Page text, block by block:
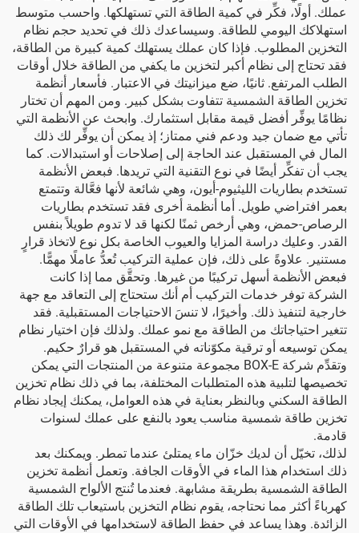
عملك. أولًا، فكِّر في كمية الطاقة التي تستهلكها. واحسب متوسط
استهلاكك اليومي للطاقة. وسيساعدك ذلك في تحديد حجم نظام
التخزين المطلوب. فإذا كان عملك يستهلك كمية كبيرة من الطاقة،
فقد تحتاج إلى نظام أكبر لتخزين ما يكفي من الطاقة خلال أوقات
الطلب المرتفع. ثانيًا، ضع ميزانيتك في الاعتبار. فأسعار أنظمة
تخزين الطاقة الشمسية تتفاوت بشكل كبير. ومن المهم أن تختار
نظامًا يوفِّر أفضل قيمة مقابل استثمارك. وابحث عن الأنظمة التي
تأتي مع ضمان جيد ودعم فني ممتاز؛ إذ يمكن أن يوفِّر لك ذلك
المال في المستقبل عند الحاجة إلى إصلاحات أو استبدالات. كما
يجب أن تفكِّر أيضًا في نوع التقنية التي تريدها. فبعض الأنظمة
تستخدم بطاريات الليثيوم-أيون، وهي شائعة لأنها فعَّالة وتتمتع
بعمر افتراضي طويل. أما أنظمة أخرى فقد تستخدم بطاريات
الرصاص-حمض، وهي أرخص ثمنًا لكنها قد لا تدوم طويلاً بنفس
القدر. وعليك دراسة المزايا والعيوب الخاصة بكل نوع لاتخاذ قرارٍ
مستنير. علاوةً على ذلك، فإن عملية التركيب تُعدُّ عاملًا مهمًّا.
فبعض الأنظمة أسهل تركيبًا من غيرها. وتحقَّق مما إذا كانت
الشركة توفر خدمات التركيب أم أنك ستحتاج إلى التعاقد مع جهة
خارجية لتنفيذ ذلك. وأخيرًا، لا تنسَ الاحتياجات المستقبلية. فقد
تتغير احتياجاتك من الطاقة مع نمو عملك. ولذلك فإن اختيار نظام
يمكن توسيعه أو ترقية مكوّناته في المستقبل هو قرارٌ حكيم.
وتقدِّم شركة BOX-E مجموعة متنوعة من المنتجات التي يمكن
تخصيصها لتلبية هذه المتطلبات المختلفة، بما في ذلك نظام تخزين
الطاقة السكني وبالنظر بعناية في هذه العوامل، يمكنك إيجاد نظام
تخزين طاقة شمسية مناسب يعود بالنفع على عملك لسنوات
قادمة.
لذلك، تخيّل أن لديك خزّان ماء يمتلئ عندما تمطر. ويمكنك بعد
ذلك استخدام هذا الماء في الأوقات الجافة. وتعمل أنظمة تخزين
الطاقة الشمسية بطريقة مشابهة. فعندما تُنتج الألواح الشمسية
كهرباءً أكثر مما نحتاجه، يقوم نظام التخزين باستيعاب تلك الطاقة
الزائدة. وهذا يساعد في حفظ الطاقة لاستخدامها في الأوقات التي